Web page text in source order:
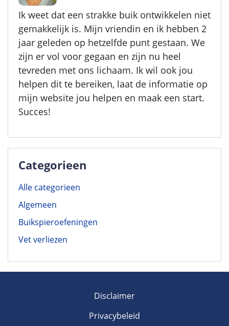
Ik weet dat een strakke buik ontwikkelen niet
gemakkelijk is. Mijn vriendin en ik hebben 2
jaar geleden op hetzelfde punt gestaan. We
zijn er vol voor gegaan en zijn nu heel
tevreden met ons lichaam. Ik wil ook jou
helpen dit te bereiken, laat de informatie op
mijn website jou helpen en maak een start.
Succes!
Categorieen
Alle categorieen
Algemeen
Buikspieroefeningen
Vet verliezen
Disclaimer
Privacybeleid